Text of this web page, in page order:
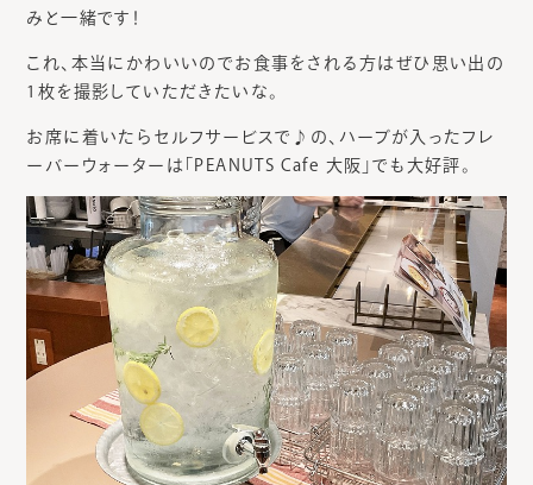
みと一緒です！
これ、本当にかわいいのでお食事をされる方はぜひ思い出の
1枚を撮影していただきたいな。
お席に着いたらセルフサービスで♪の、ハーブが入ったフレ
ーバーウォーターは「PEANUTS Cafe 大阪」でも大好評。